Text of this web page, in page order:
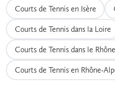
Courts de Tennis en Isère
Courts de Tennis dans la Loire
Courts de Tennis dans le Rhône
Courts de Tennis en Rhône-